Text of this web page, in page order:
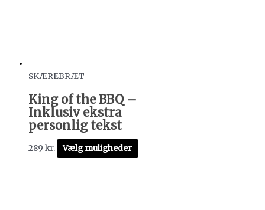
SKÆREBRÆT
King of the BBQ –
Inklusiv ekstra
personlig tekst
289 kr. Vælg muligheder